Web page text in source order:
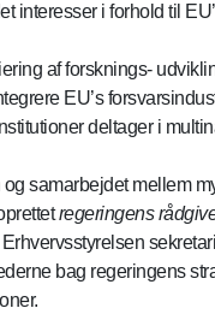
interesser i forhold til
af forsknings-
EU’s
deltager i
samarbejdet mellem
regeringens
bag regeringens